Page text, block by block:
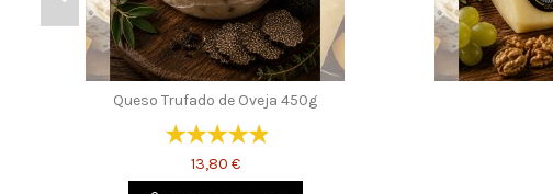
Queso Trufado de Oveja 450g
13,80 €